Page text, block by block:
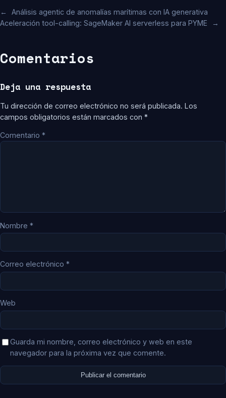
←
Análisis agentic de anomalías marítimas con IA generativa
Aceleración tool-calling: SageMaker AI serverless para PYME
→
Comentarios
Deja una respuesta
Tu dirección de correo electrónico no será publicada. Los
campos obligatorios están marcados con *
Comentario *
Nombre *
Correo electrónico *
Web
Guarda mi nombre, correo electrónico y web en este
navegador para la próxima vez que comente.